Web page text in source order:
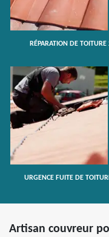
RÉPARATION DE TOITURE
URGENCE FUITE DE
Artisan couvreur